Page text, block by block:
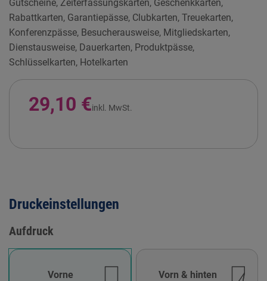
Gutscheine, Zeiterfassungskarten, Geschenkkarten,
Rabattkarten, Garantiepässe, Clubkarten, Treuekarten,
Konferenzpässe, Besucherausweise, Mitgliedskarten,
Dienstausweise, Dauerkarten, Produktpässe,
Schlüsselkarten, Hotelkarten
29,10 €inkl. MwSt.
Druckeinstellungen
Aufdruck
Vorne Vorn & hinten